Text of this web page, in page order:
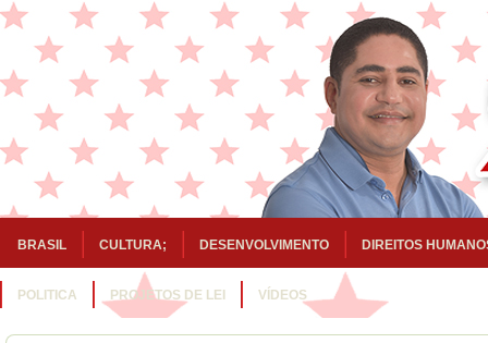
BRASIL CULTURA; DESENVOLVIMENTO DIREITOS
POLITICA PROJETOS DE LEI VÍDEOS